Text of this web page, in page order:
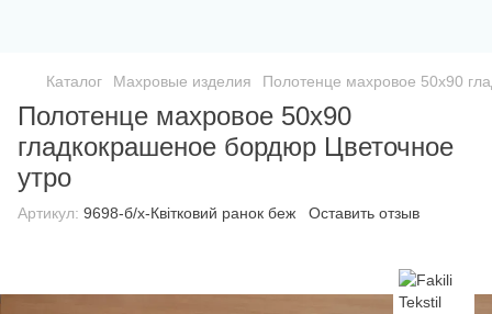
Каталог Махровые изделия Полотенце махровое 50х90
Полотенце махровое 50х90
гладкокрашеное бордюр Цветочное
утро
Артикул: 9698-б/х-Квітковий ранок беж Оставить отзыв